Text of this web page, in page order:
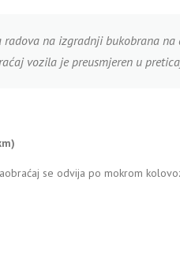
radova na izgradnji bukobrana
vozila je preusmjeren u
se odvija po mokrom